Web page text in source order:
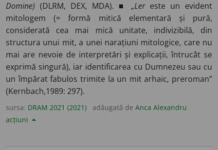
Domine) (DLRM, DEX, MDA). ■ „Lereste un evident
mitologem (= formă mitică elementară și pură,
considerată cea mai mică unitate, indivizibilă, din
structura unui mit, a unei narațiuni mitologice, care nu
mai are nevoie de interpretări și explicații, întrucât se
exprimă singură), iar identificarea cu Dumnezeu sau cu
un împărat fabulos trimite la un mit arhaic, preroman”
(Kernbach,1989: 297).
sursa: DRAM 2021 (2021) adăugată de Anca Alexandru
acțiuni